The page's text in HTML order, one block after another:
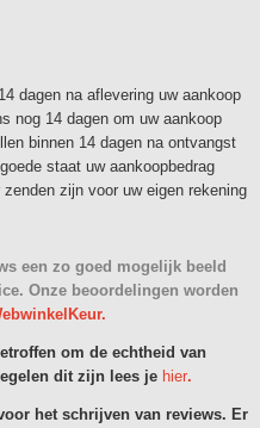
dagen na aflevering uw aankoop
nog 14 dagen om uw aankoop
binnen 14 dagen na ontvangst
staat uw aankoopbedrag
zijn voor uw eigen rekening
een zo goed mogelijk beeld
Onze beoordelingen worden
om de echtheid van
dit zijn lees je hier.
het schrijven van reviews. Er